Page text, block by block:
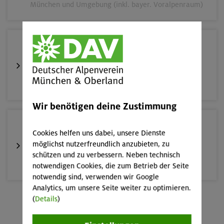
Nichtmitglieder
Kitzbüheler Alpen - Ferienwohnung in
Familienklettersteigkurs mit Kindern von 10 bis 13
Datum 10.-12.07.26
Alter 10+ Jahre
München und Umgebung (inkl. bayer. Voralpenraum)
06.09.26
#hikeuppickup Müllsammelaktion "Spitzingsee,
Roßkopf 1580m"
Bayrische Voralpen (Spitzing)
Alpinklettertraining
Gardaseeberge
12.-16.09.26
Klettersteige rund um und auf den Sellastock
Wir benötigen deine Zustimmung
Cookies helfen uns dabei, unsere Dienste
möglichst nutzerfreundlich anzubieten, zu
schützen und zu verbessern. Neben technisch
notwendigen Cookies, die zum Betrieb der Seite
notwendig sind, verwenden wir Google
Analytics, um unsere Seite weiter zu optimieren.
(Details)